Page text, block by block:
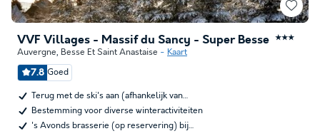
VVF Villages - Massif du Sancy - Super Besse ★★★
Auvergne, Besse Et Saint Anastaise Kaart
7.8 Goed
Terug met de ski's aan (afhankelijk van…
Bestemming voor diverse winteractiviteiten
's Avonds brasserie (op reservering) bij…